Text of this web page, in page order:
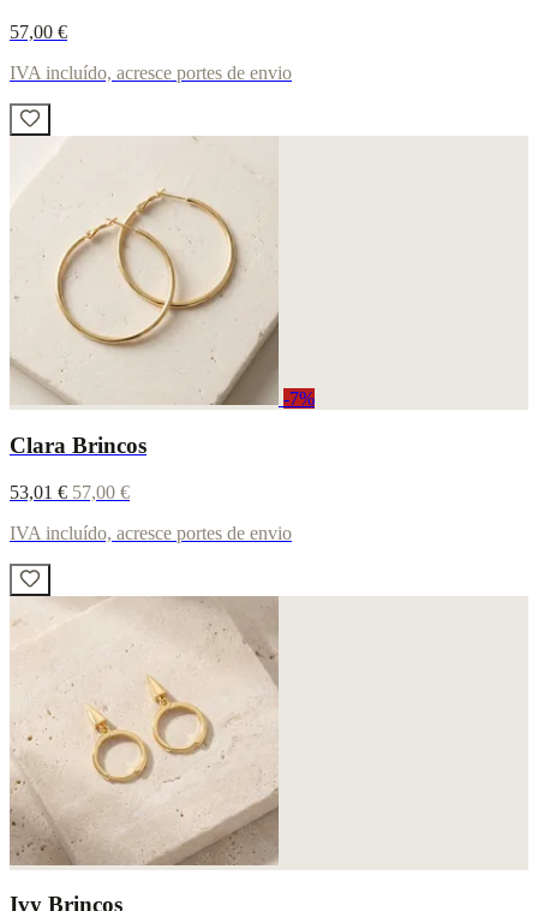
57,00 €
IVA incluído, acresce portes de envio
-7%
Clara Brincos
53,01 € 57,00 €
IVA incluído, acresce portes de envio
Ivy Brincos